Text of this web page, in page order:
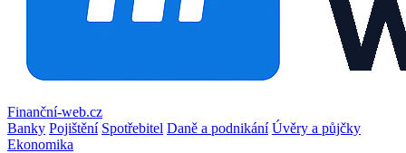
Finanční-web.cz
Banky Pojištění Spotřebitel Daně a podnikání Úvěry a půjčky
Ekonomika